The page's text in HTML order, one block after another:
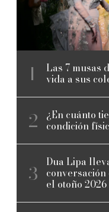
Las 7 musas
vida a sus
¿En cuánto
condición
Dua Lipa
el otoño 2026